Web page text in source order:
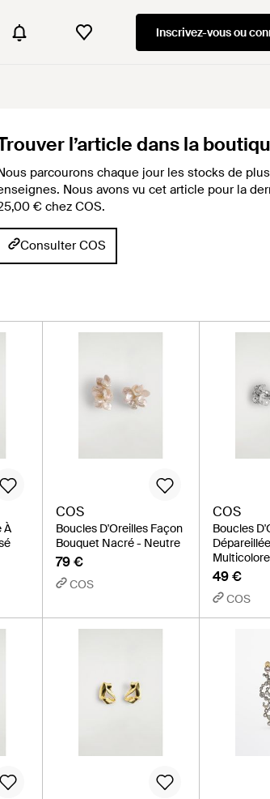
Inscrivez-vous ou
l’article dans la
parcourons chaque jour les stocks de
Nous avons vu cet article pour la
€ chez COS.
Consulter COS
À
COS
Boucles D'Oreilles Façon
Bouquet Nacré - Neutre
79 €
COS
COS
Boucles
Multicolore
49 €
COS